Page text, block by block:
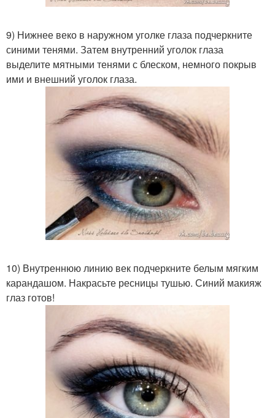
9) Нижнее веко в наружном уголке глаза подчеркните
синими тенями. Затем внутренний уголок глаза
выделите мятными тенями с блеском, немного покрыв
ими и внешний уголок глаза.
10) Внутреннюю линию век подчеркните белым мягким
карандашом. Накрасьте ресницы тушью. Синий макияж
глаз готов!